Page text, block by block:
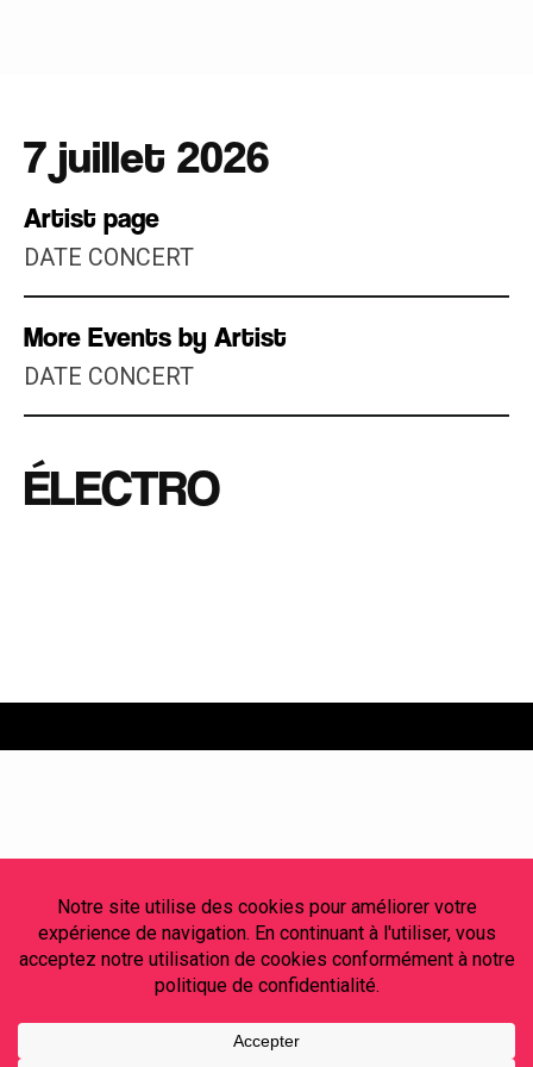
7 juillet 2026
Artist page
DATE CONCERT
More Events by Artist
DATE CONCERT
ÉLECTRO